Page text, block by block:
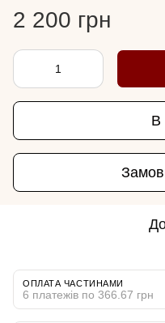
2 200 грн
В
ОПЛАТА ЧАСТИНАМИ
6 платежів по 366.67 грн